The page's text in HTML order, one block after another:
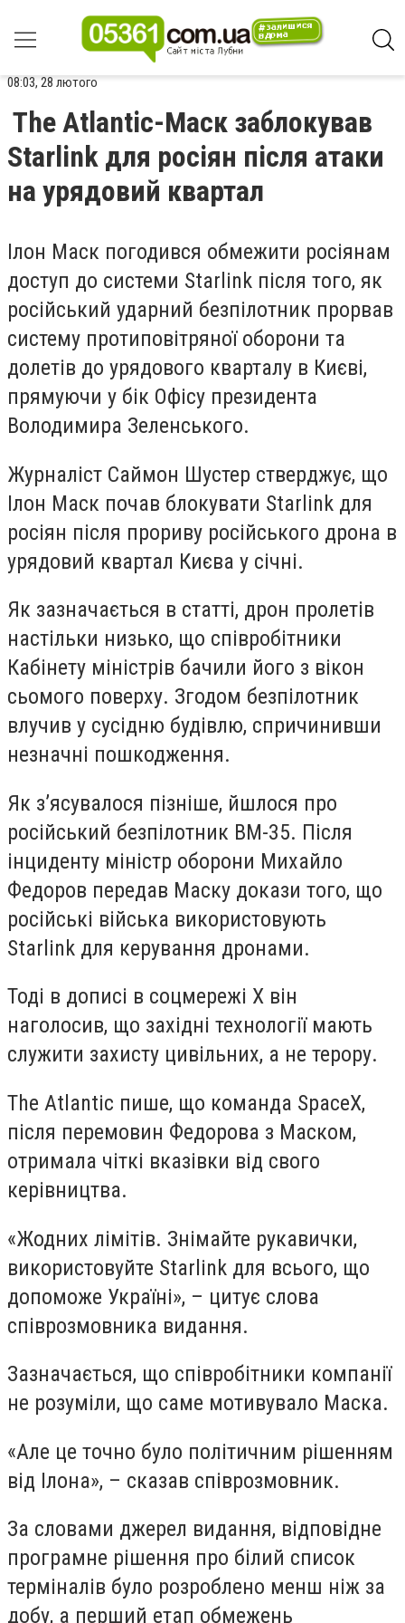
08:03, 28 лютого
The Atlantic-Маск заблокував
Starlink для росіян після атаки
на урядовий квартал
Ілон Маск погодився обмежити росіянам
доступ до системи Starlink після того, як
російський ударний безпілотник прорвав
систему протиповітряної оборони та
долетів до урядового кварталу в Києві,
прямуючи у бік Офісу президента
Володимира Зеленського.
Журналіст Саймон Шустер стверджує, що
Ілон Маск почав блокувати Starlink для
росіян після прориву російського дрона в
урядовий квартал Києва у січні.
Як зазначається в статті, дрон пролетів
настільки низько, що співробітники
Кабінету міністрів бачили його з вікон
сьомого поверху. Згодом безпілотник
влучив у сусідню будівлю, спричинивши
незначні пошкодження.
Як з’ясувалося пізніше, йшлося про
російський безпілотник BM-35. Після
інциденту міністр оборони Михайло
Федоров передав Маску докази того, що
російські війська використовують
Starlink для керування дронами.
Тоді в дописі в соцмережі X він
наголосив, що західні технології мають
служити захисту цивільних, а не терору.
The Atlantic пише, що команда SpaceX,
після перемовин Федорова з Маском,
отримала чіткі вказівки від свого
керівництва.
«Жодних лімітів. Знімайте рукавички,
використовуйте Starlink для всього, що
допоможе Україні», – цитує слова
співрозмовника видання.
Зазначається, що співробітники компанії
не розуміли, що саме мотивувало Маска.
«Але це точно було політичним рішенням
від Ілона», – сказав співрозмовник.
За словами джерел видання, відповідне
програмне рішення про білий список
терміналів було розроблено менш ніж за
добу, а перший етап обмежень